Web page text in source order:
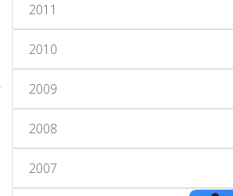
2011
2010
2009
2008
2007